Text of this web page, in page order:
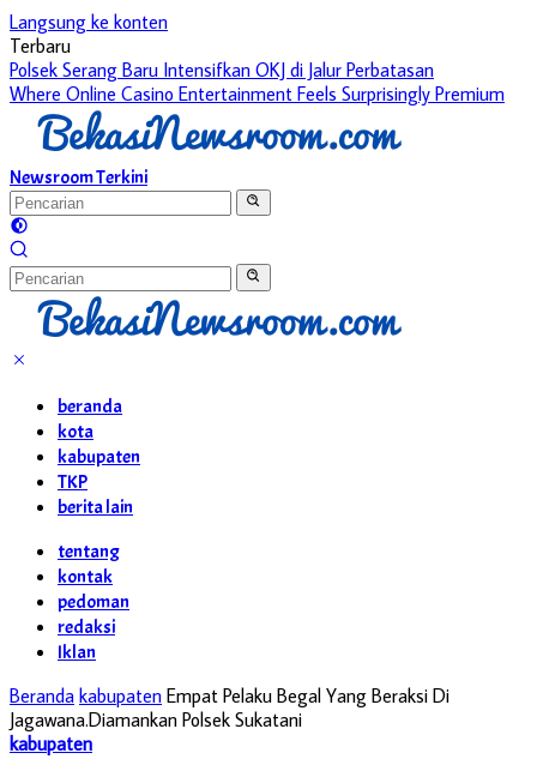
Langsung ke konten
Terbaru
Polsek Serang Baru Intensifkan OKJ di Jalur Perbatasan
Where Online Casino Entertainment Feels Surprisingly Premium
Newsroom Terkini
beranda
kota
kabupaten
TKP
berita lain
tentang
kontak
pedoman
redaksi
Iklan
Beranda kabupaten Empat Pelaku Begal Yang Beraksi Di
Jagawana.Diamankan Polsek Sukatani
kabupaten